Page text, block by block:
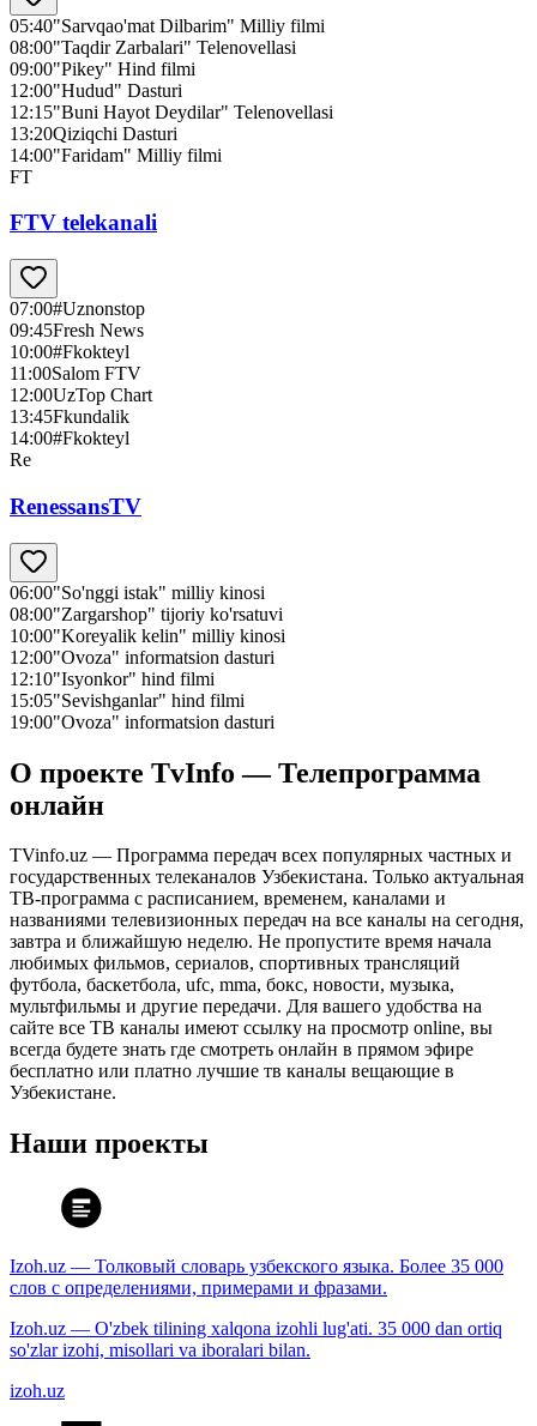
05:40"Sarvqao'mat Dilbarim" Milliy filmi
08:00"Taqdir Zarbalari" Telenovellasi
09:00"Pikey" Hind filmi
12:00"Hudud" Dasturi
12:15"Buni Hayot Deydilar" Telenovellasi
13:20Qiziqchi Dasturi
14:00"Faridam" Milliy filmi
FT
FTV telekanali
07:00#Uznonstop
09:45Fresh News
10:00#Fkokteyl
11:00Salom FTV
12:00UzTop Chart
13:45Fkundalik
14:00#Fkokteyl
Re
RenessansTV
06:00"So'nggi istak" milliy kinosi
08:00"Zargarshop" tijoriy ko'rsatuvi
10:00"Koreyalik kelin" milliy kinosi
12:00"Ovoza" informatsion dasturi
12:10"Isyonkor" hind filmi
15:05"Sevishganlar" hind filmi
19:00"Ovoza" informatsion dasturi
О проекте TvInfo — Телепрограмма
онлайн
TVinfo.uz — Программа передач всех популярных частных и
государственных телеканалов Узбекистана. Только актуальная
ТВ-программа с расписанием, временем, каналами и
названиями телевизионных передач на все каналы на сегодня,
завтра и ближайшую неделю. Не пропустите время начала
любимых фильмов, сериалов, спортивных трансляций
футбола, баскетбола, ufc, mma, бокс, новости, музыка,
мультфильмы и другие передачи. Для вашего удобства на
сайте все ТВ каналы имеют ссылку на просмотр online, вы
всегда будете знать где смотреть онлайн в прямом эфире
бесплатно или платно лучшие тв каналы вещающие в
Узбекистане.
Наши проекты
Izoh.uz — Толковый словарь узбекского языка. Более 35 000
слов с определениями, примерами и фразами.
Izoh.uz — O'zbek tilining xalqona izohli lug'ati. 35 000 dan ortiq
so'zlar izohi, misollari va iboralari bilan.
izoh.uz